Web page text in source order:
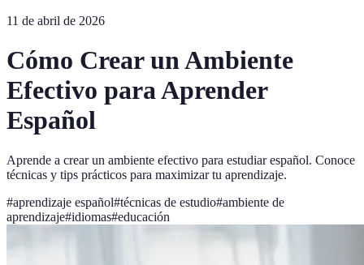
11 de abril de 2026
Cómo Crear un Ambiente
Efectivo para Aprender
Español
Aprende a crear un ambiente efectivo para estudiar español. Conoce
técnicas y tips prácticos para maximizar tu aprendizaje.
#aprendizaje español#técnicas de estudio#ambiente de
aprendizaje#idiomas#educación